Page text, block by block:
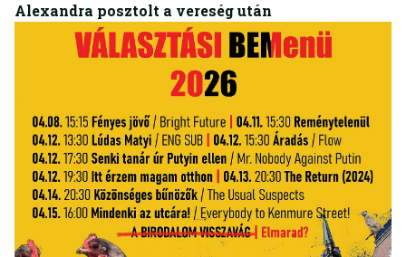
Alexandra posztolt a vereség után